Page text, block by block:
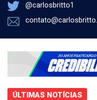
@carlosbritto1
ÚLTIMAS NOTÍCIAS